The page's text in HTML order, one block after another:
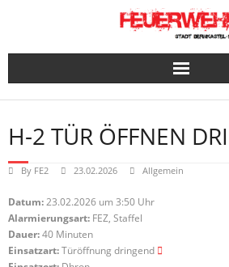
H-2 TÜR ÖFFNEN
By FE2 23.02.2026 Allgemein
Datum:23.02.2026 um 3:50 Uhr
Alarmierungsart: FEZ, Staffel
Dauer:40 Minuten
Einsatzart:Türöffnung dringend